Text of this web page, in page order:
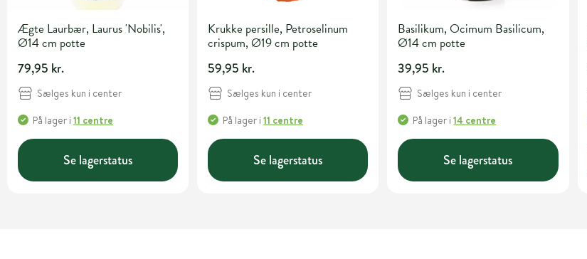
Ægte Laurbær, Laurus 'Nobilis',
Ø14 cm potte
79,95 kr.
Sælges kun i center
På lager i 11 centre
Se lagerstatus
Krukke persille, Petroselinum
crispum, Ø19 cm potte
59,95 kr.
Sælges kun i center
På lager i11 centre
Se lagerstatus
Basilikum, Ocimum Basilicum,
Ø14 cm potte
39,95 kr.
Sælges kun i center
På lager i14 centre
Se lagerstatus